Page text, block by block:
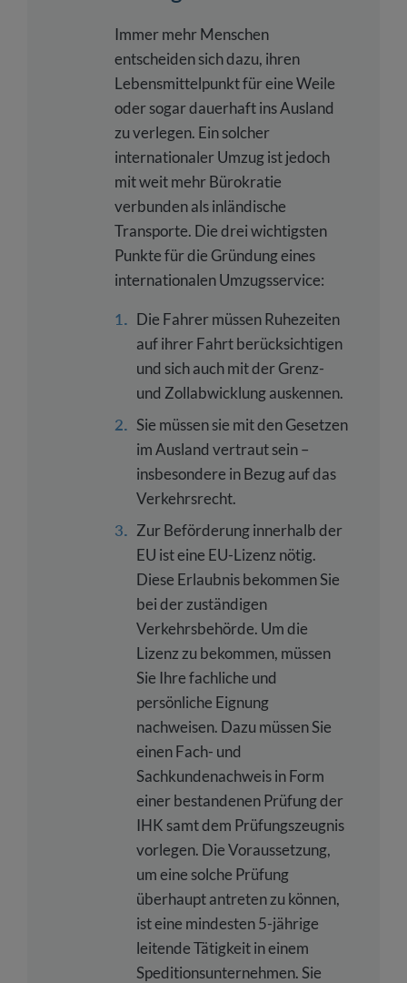
Immer mehr Menschen
entscheiden sich dazu, ihren
Lebensmittelpunkt für eine Weile
oder sogar dauerhaft ins Ausland
zu verlegen. Ein solcher
internationaler Umzug ist jedoch
mit weit mehr Bürokratie
verbunden als inländische
Transporte. Die drei wichtigsten
Punkte für die Gründung eines
internationalen Umzugsservice:
Die Fahrer müssen Ruhezeiten
auf ihrer Fahrt berücksichtigen
und sich auch mit der Grenz-
und Zollabwicklung auskennen.
Sie müssen sie mit den Gesetzen
im Ausland vertraut sein –
insbesondere in Bezug auf das
Verkehrsrecht.
Zur Beförderung innerhalb der
EU ist eine EU-Lizenz nötig.
Diese Erlaubnis bekommen Sie
bei der zuständigen
Verkehrsbehörde. Um die
Lizenz zu bekommen, müssen
Sie Ihre fachliche und
persönliche Eignung
nachweisen. Dazu müssen Sie
einen Fach- und
Sachkundenachweis in Form
einer bestandenen Prüfung der
IHK samt dem Prüfungszeugnis
vorlegen. Die Voraussetzung,
um eine solche Prüfung
überhaupt antreten zu können,
ist eine mindesten 5-jährige
leitende Tätigkeit in einem
Speditionsunternehmen. Sie